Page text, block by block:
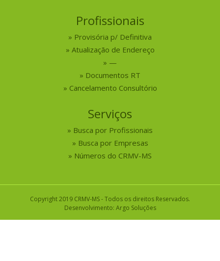
Profissionais
Provisória p/ Definitiva
Atualização de Endereço
—
Documentos RT
Cancelamento Consultório
Serviços
Busca por Profissionais
Busca por Empresas
Números do CRMV-MS
Copyright 2019 CRMV-MS - Todos os direitos Reservados.
Desenvolvimento: Argo Soluções